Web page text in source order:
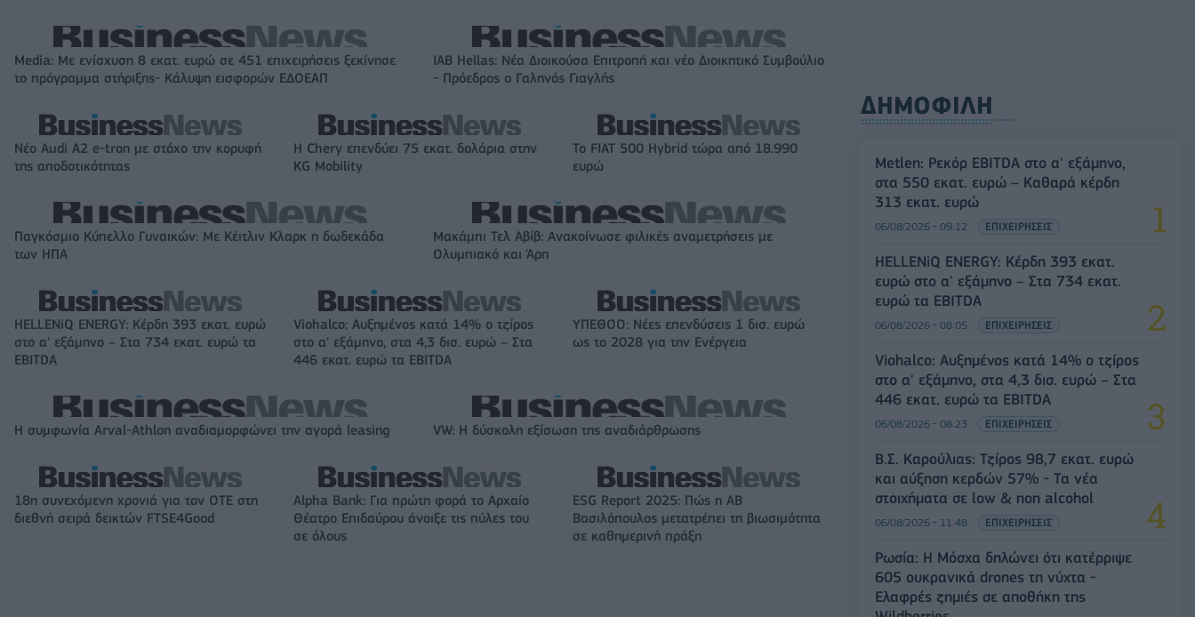
Media: Με ενίσχυση 8 εκατ. ευρώ σε 451 επιχειρήσεις ξεκίνησε
το πρόγραμμα στήριξης- Κάλυψη εισφορών ΕΔΟΕΑΠ
IAB Hellas: Νέα Διοικούσα Επιτροπή και νέο Διοικητικό Συμβούλιο
- Πρόεδρος ο Γαληνός Γιαγλής
Νέο Audi A2 e-tron με στόχο την κορυφή
της αποδοτικότητας
Η Chery επενδύει 75 εκατ. δολάρια στην
KG Mobility
Το FIAT 500 Hybrid τώρα από 18.990
ευρώ
Παγκόσμιο Κύπελλο Γυναικών: Με Κέιτλιν Κλαρκ η δωδεκάδα
των ΗΠΑ
Μακάμπι Τελ Αβίβ: Ανακοίνωσε φιλικές αναμετρήσεις με
Ολυμπιακό και Άρη
HELLENiQ ENERGY: Κέρδη 393 εκατ. ευρώ
στο α' εξάμηνο – Στα 734 εκατ. ευρώ τα
EBITDA
Viohalco: Αυξημένος κατά 14% ο τζίρος
στο α' εξάμηνο, στα 4,3 δισ. ευρώ – Στα
446 εκατ. ευρώ τα EBITDA
ΥΠΕΘΟΟ: Νέες επενδύσεις 1 δισ. ευρώ
ως το 2028 για την Ενέργεια
Η συμφωνία Arval-Athlon αναδιαμορφώνει την αγορά leasing VW: Η δύσκολη εξίσωση της αναδιάρθρωσης
18η συνεχόμενη χρονιά για τον ΟΤΕ στη
διεθνή σειρά δεικτών FTSE4Good
Alpha Bank: Για πρώτη φορά το Αρχαίο
Θέατρο Επιδαύρου άνοιξε τις πύλες του
σε όλους
ESG Report 2025: Πώς η ΑΒ
Βασιλόπουλος μετατρέπει τη βιωσιμότητα
σε καθημερινή πράξη
ΔΗΜΟΦΙΛΗ
Metlen: Ρεκόρ EBITDA στο α' εξάμηνο,
στα 550 εκατ. ευρώ – Καθαρά κέρδη
313 εκατ. ευρώ
06/08/2026 - 09:12 ΕΠΙΧΕΙΡΗΣΕΙΣ
HELLENiQ ENERGY: Κέρδη 393 εκατ.
ευρώ στο α' εξάμηνο – Στα 734 εκατ.
ευρώ τα EBITDA
06/08/2026 - 08:05 ΕΠΙΧΕΙΡΗΣΕΙΣ
Viohalco: Αυξημένος κατά 14% ο τζίρος
στο α' εξάμηνο, στα 4,3 δισ. ευρώ – Στα
446 εκατ. ευρώ τα EBITDA
06/08/2026 - 08:23 ΕΠΙΧΕΙΡΗΣΕΙΣ
Β.Σ. Καρούλιας: Τζίρος 98,7 εκατ. ευρώ
και αύξηση κερδών 57% - Τα νέα
στοιχήματα σε low & non alcohol
06/08/2026 - 11:48 ΕΠΙΧΕΙΡΗΣΕΙΣ
Ρωσία: Η Μόσχα δηλώνει ότι κατέρριψε
605 ουκρανικά drones τη νύχτα -
Ελαφρές ζημιές σε αποθήκη της